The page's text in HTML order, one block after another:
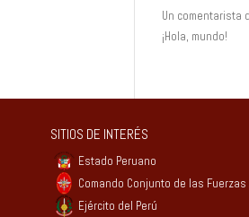
Un comentarista
¡Hola, mundo!
SITIOS DE INTERÉS
Estado Peruano
Comando Conjunto de las Fuerzas
Ejército del Perú